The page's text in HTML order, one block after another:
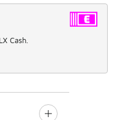
Cash.